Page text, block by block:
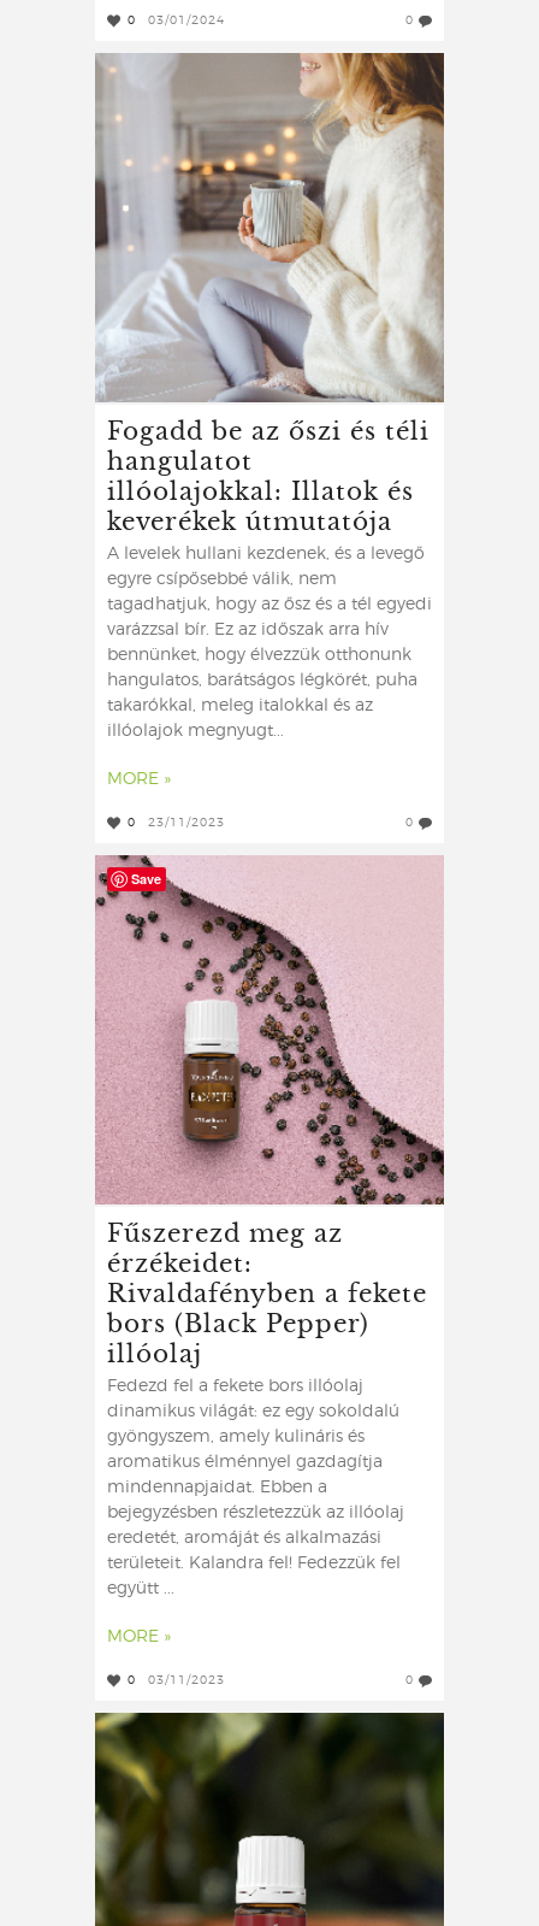
0 03/01/2024 0
Fogadd be az őszi és téli
hangulatot
illóolajokkal: Illatok és
keverékek útmutatója
A levelek hullani kezdenek, és a levegő
egyre csípősebbé válik, nem
tagadhatjuk, hogy az ősz és a tél egyedi
varázzsal bír. Ez az időszak arra hív
bennünket, hogy élvezzük otthonunk
hangulatos, barátságos légkörét, puha
takarókkal, meleg italokkal és az
illóolajok megnyugt...
MORE »
0 23/11/2023 0
Fűszerezd meg az
érzékeidet:
Rivaldafényben a fekete
bors (Black Pepper)
illóolaj
Fedezd fel a fekete bors illóolaj
dinamikus világát: ez egy sokoldalú
gyöngyszem, amely kulináris és
aromatikus élménnyel gazdagítja
mindennapjaidat. Ebben a
bejegyzésben részletezzük az illóolaj
eredetét, aromáját és alkalmazási
területeit. Kalandra fel! Fedezzük fel
együtt ...
MORE »
0 03/11/2023 0
Save